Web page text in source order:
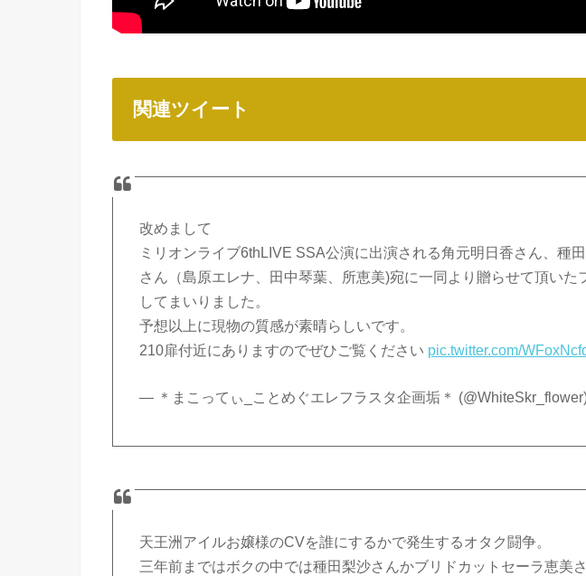
関連ツイート
改めまして
ミリオンライブ6thLIVE SSA公演に出演される角元明日香さん、種
さん（島原エレナ、田中琴葉、所恵美)宛に一同より贈らせて頂いた
してまいりました。
予想以上に現物の質感が素晴らしいです。
210扉付近にありますのでぜひご覧ください pic.twitter.com/
— ＊まこってぃ_ことめぐエレフラスタ企画垢＊
天王洲アイルお嬢様のCVを誰にするかで発生するオタク闘争。
三年前まではボクの中では種田梨沙さんかブリドカットセーラ恵美さ